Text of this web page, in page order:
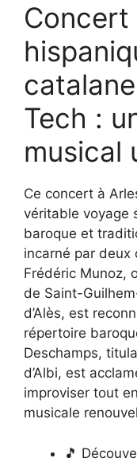
Concert
Tech :
musical
Ce concert à
véritable voyage
baroque et
incarné par deux
Frédéric Munoz,
de Saint-
d’Alès, est
répertoire
Deschamps,
d’Albi, est
improviser tout
musicale
🎵